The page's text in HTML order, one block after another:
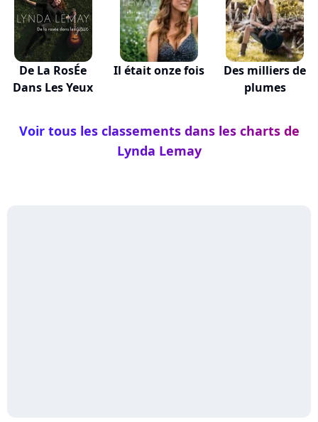
De La RosÉe
Dans Les Yeux
Il était onze fois
Des milliers de
plumes
Voir tous les classements dans les charts de
Lynda Lemay